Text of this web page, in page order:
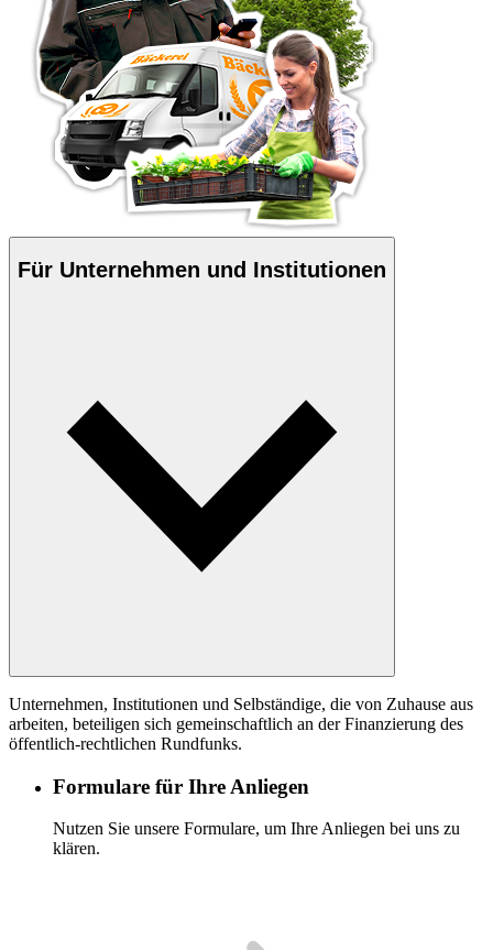
Für Unternehmen und Institutionen
Unternehmen, Institutionen und Selbständige, die von Zuhause aus
arbeiten, beteiligen sich gemeinschaftlich an der Finanzierung des
öffentlich-rechtlichen Rundfunks.
Formulare für Ihre Anliegen
Nutzen Sie unsere Formulare, um Ihre Anliegen bei uns zu
klären.